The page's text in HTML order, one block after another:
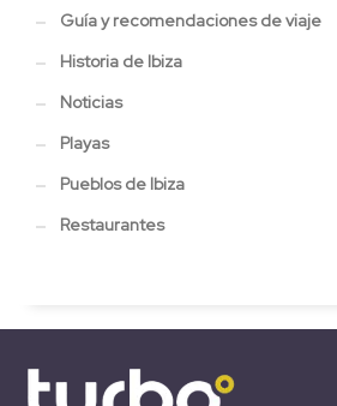
Guía y recomendaciones de viaje
Historia de Ibiza
Noticias
Playas
Pueblos de Ibiza
Restaurantes